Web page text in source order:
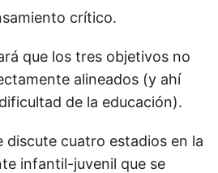
crítico.
que los tres objetivos no
alineados (y ahí
de la educación).
discute cuatro estadios en la
infantil-juvenil que se